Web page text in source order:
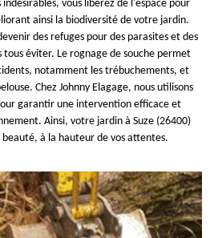
vous libérez de l'espace pour
ainsi la biodiversité de votre jardin.
des refuges pour des parasites et des
tous éviter. Le rognage de souche permet
notamment les trébuchements, et
Chez Johnny Elagage, nous utilisons
garantir une intervention efficace et
Ainsi, votre jardin à Suze (26400)
à la hauteur de vos attentes.